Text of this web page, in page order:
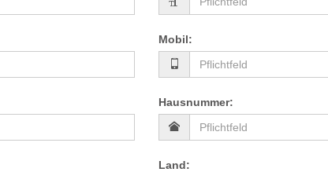
Mobil:
Hausnummer:
Land: